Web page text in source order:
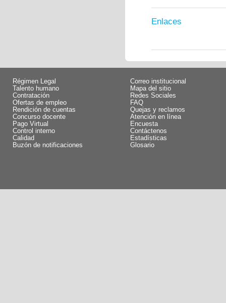
Enlaces
Régimen Legal
Talento humano
Contratación
Ofertas de empleo
Rendición de cuentas
Concurso docente
Pago Virtual
Control interno
Calidad
Buzón de notificaciones
Correo institucional
Mapa del sitio
Redes Sociales
FAQ
Quejas y reclamos
Atención en línea
Encuesta
Contáctenos
Estadísticas
Glosario